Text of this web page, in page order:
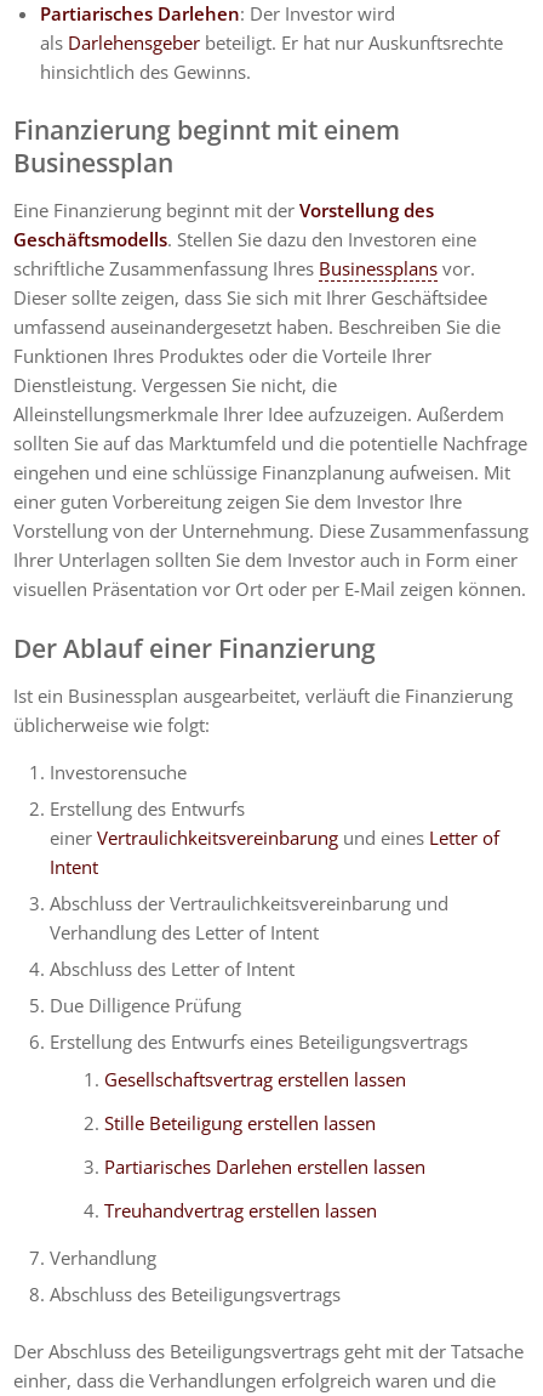
Partiarisches Darlehen: Der Investor wird
als Darlehensgeber beteiligt. Er hat nur Auskunftsrechte
hinsichtlich des Gewinns.
Finanzierung beginnt mit einem
Businessplan
Eine Finanzierung beginnt mit derVorstellung des
Geschäftsmodells. Stellen Sie dazu den Investoren eine
schriftliche Zusammenfassung Ihres Businessplans vor.
Dieser sollte zeigen, dass Sie sich mit Ihrer Geschäftsidee
umfassend auseinandergesetzt haben. Beschreiben Sie die
Funktionen Ihres Produktes oder die Vorteile Ihrer
Dienstleistung. Vergessen Sie nicht, die
Alleinstellungsmerkmale Ihrer Idee aufzuzeigen. Außerdem
sollten Sie auf das Marktumfeld und die potentielle Nachfrage
eingehen und eine schlüssige Finanzplanung aufweisen. Mit
einer guten Vorbereitung zeigen Sie dem Investor Ihre
Vorstellung von der Unternehmung. Diese Zusammenfassung
Ihrer Unterlagen sollten Sie dem Investor auch in Form einer
visuellen Präsentation vor Ort oder per E-Mail zeigen können.
Der Ablauf einer Finanzierung
Ist ein Businessplan ausgearbeitet, verläuft die Finanzierung
üblicherweise wie folgt:
Investorensuche
Erstellung des Entwurfs
einerVertraulichkeitsvereinbarung und eines Letter of
Intent
Abschluss der Vertraulichkeitsvereinbarung und
Verhandlung des Letter of Intent
Abschluss des Letter of Intent
Due Dilligence Prüfung
Erstellung des Entwurfs eines Beteiligungsvertrags
Gesellschaftsvertrag erstellen lassen
Stille Beteiligung erstellen lassen
Partiarisches Darlehen erstellen lassen
Treuhandvertrag erstellen lassen
Verhandlung
Abschluss des Beteiligungsvertrags
Der Abschluss des Beteiligungsvertrags geht mit der Tatsache
einher, dass die Verhandlungen erfolgreich waren und die